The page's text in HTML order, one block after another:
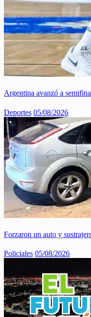
Argentina avanzó a
Deportes 05/08/2026
Forzaron un auto y
Policiales 05/08/2026